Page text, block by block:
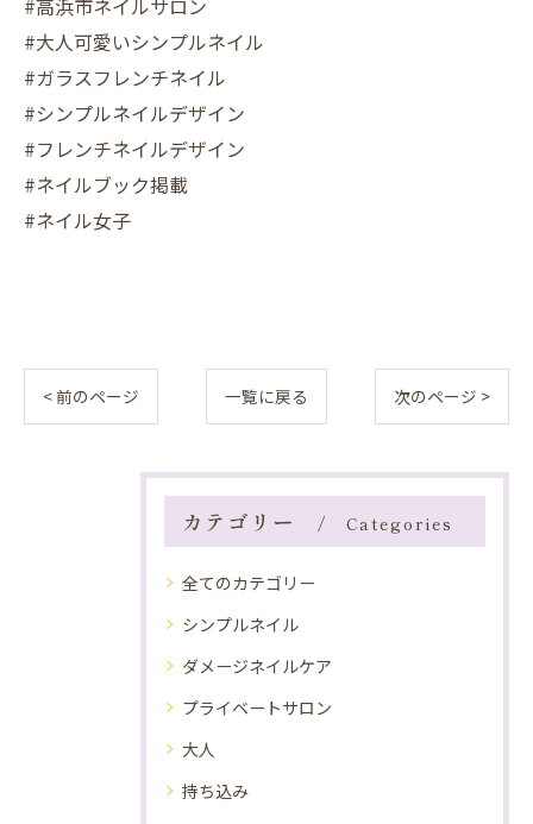
#高浜市ネイルサロン
#大人可愛いシンプルネイル
#ガラスフレンチネイル
#シンプルネイルデザイン
#フレンチネイルデザイン
#ネイルブック掲載
#ネイル女子
< 前のページ 一覧に戻る 次のページ >
カテゴリー Categories
全てのカテゴリー
シンプルネイル
ダメージネイルケア
プライベートサロン
大人
持ち込み